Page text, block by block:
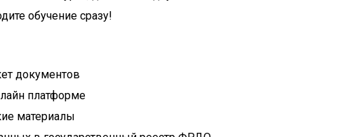
обучение сразу!
документов
платформе
материалы